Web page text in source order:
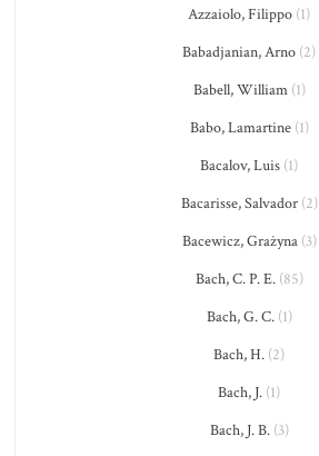
Azzaiolo, Filippo (1)
Babadjanian, Arno (2)
Babell, William(1)
Babo, Lamartine(1)
Bacalov, Luis (1)
Bacarisse, Salvador(2)
Bacewicz, Grażyna(3)
Bach, C. P. E.(85)
Bach, G. C.(1)
Bach, H. (2)
Bach, J. (1)
Bach, J. B.(3)